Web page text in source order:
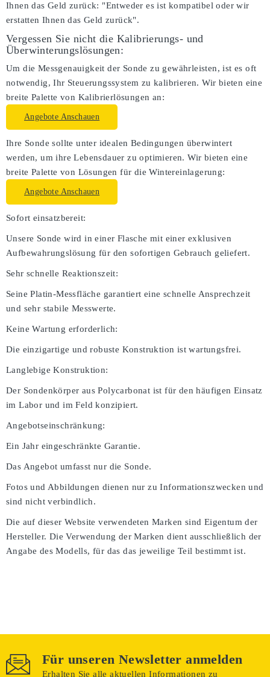
Ihnen das Geld zurück: "Entweder es ist kompatibel oder wir
erstatten Ihnen das Geld zurück".
Vergessen Sie nicht die Kalibrierungs- und
Überwinterungslösungen:
Um die Messgenauigkeit der Sonde zu gewährleisten, ist es oft
notwendig, Ihr Steuerungssystem zu kalibrieren. Wir bieten eine
breite Palette von Kalibrierlösungen an:
Angebote Anschauen
Ihre Sonde sollte unter idealen Bedingungen überwintert
werden, um ihre Lebensdauer zu optimieren. Wir bieten eine
breite Palette von Lösungen für die Wintereinlagerung:
Angebote Anschauen
Sofort einsatzbereit:
Unsere Sonde wird in einer Flasche mit einer exklusiven
Aufbewahrungslösung für den sofortigen Gebrauch geliefert.
Sehr schnelle Reaktionszeit:
Seine Platin-Messfläche garantiert eine schnelle Ansprechzeit
und sehr stabile Messwerte.
Keine Wartung erforderlich:
Die einzigartige und robuste Konstruktion ist wartungsfrei.
Langlebige Konstruktion:
Der Sondenkörper aus Polycarbonat ist für den häufigen Einsatz
im Labor und im Feld konzipiert.
Angebotseinschränkung:
Ein Jahr eingeschränkte Garantie.
Das Angebot umfasst nur die Sonde.
Fotos und Abbildungen dienen nur zu Informationszwecken und
sind nicht verbindlich.
Die auf dieser Website verwendeten Marken sind Eigentum der
Hersteller. Die Verwendung der Marken dient ausschließlich der
Angabe des Modells, für das das jeweilige Teil bestimmt ist.
Für unseren Newsletter anmelden
Erhalten Sie alle aktuellen Informationen zu